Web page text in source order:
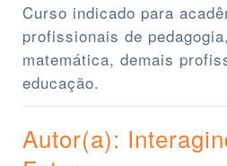
Curso indicado para
profissionais de
matemática, demais
educação.
Autor(a):